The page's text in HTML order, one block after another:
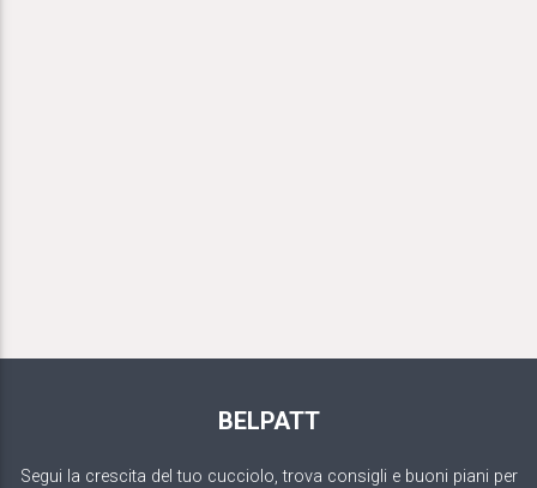
BELPATT
Segui la crescita del tuo cucciolo, trova consigli e buoni piani per